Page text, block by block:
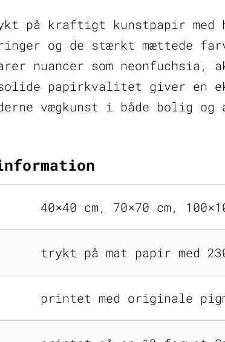
på kraftigt kunstpapir med
og de stærkt mættede
nuancer som
papirkvalitet giver en
vægkunst i både bolig og
40×40 cm, 70×70 cm,
trykt på mat papir med
printet med originale